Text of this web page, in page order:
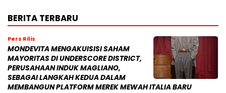
BERITA TERBARU
Pers Rilis
MONDEVITA MENGAKUISISI SAHAM
MAYORITAS DI UNDERSCORE DISTRICT,
PERUSAHAAN INDUK MAGLIANO,
SEBAGAI LANGKAH KEDUA DALAM
MEMBANGUN PLATFORM MEREK MEWAH ITALIA BARU